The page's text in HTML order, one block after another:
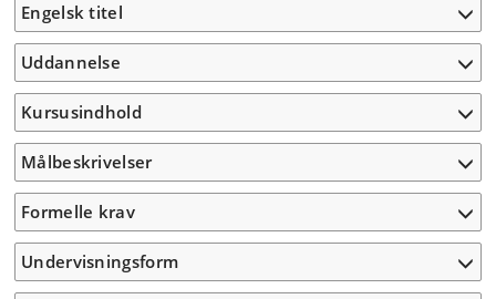
Engelsk titel
Uddannelse
Kursusindhold
Målbeskrivelser
Formelle krav
Undervisningsform